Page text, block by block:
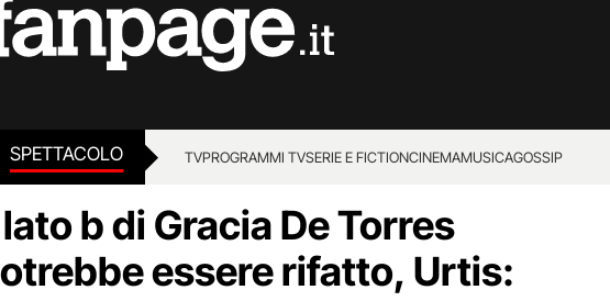
SPETTACOLO TVPROGRAMMI TVSERIE E FICTIONCINEMAMUSICAGOSSIP
b di Gracia De Torres
essere rifatto, Urtis: